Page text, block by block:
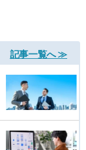
記事一覧へ ≫